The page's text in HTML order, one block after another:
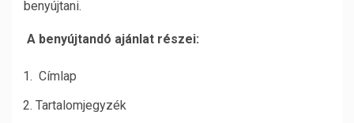
benyújtani.
A benyújtandó ajánlat részei:
Címlap
Tartalomjegyzék